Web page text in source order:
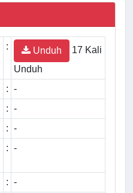
: Unduh
17 Kali
Unduh
: -
: -
: -
: -
: -